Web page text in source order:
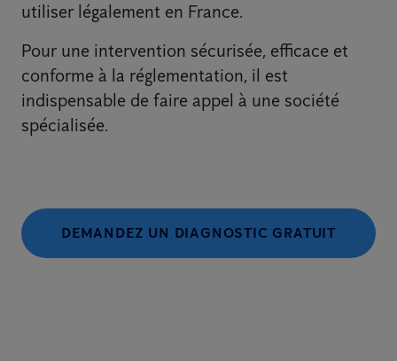
utiliser légalement en France.
Pour une intervention sécurisée, efficace et
conforme à la réglementation, il est
indispensable de faire appel à une société
spécialisée.
DEMANDEZ UN DIAGNOSTIC GRATUIT